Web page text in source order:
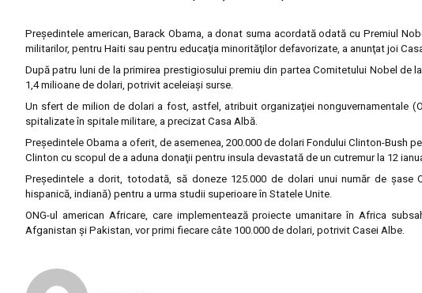
Preşedintele american, Barack Obama, a donat suma acordată odată cu Premiul
militarilor, pentru Haiti sau pentru educaţia minorităţilor defavorizate, a anunţat joi
După patru luni de la primirea prestigiosului premiu din partea Comitetului Nobel
1,4 milioane de dolari, potrivit aceleiaşi surse.
Un sfert de milion de dolari a fost, astfel, atribuit organizaţiei nonguvernamentale
spitalizate în spitale militare, a precizat Casa Albă.
Preşedintele Obama a oferit, de asemenea, 200.000 de dolari Fondului Clinton-Bush
Clinton cu scopul de a aduna donaţii pentru insula devastată de un cutremur la 12
Preşedintele a dorit, totodată, să doneze 125.000 de dolari unui număr de şase
hispanică, indiană) pentru a urma studii superioare în Statele Unite.
ONG-ul american Africare, care implementează proiecte umanitare în Africa
Afganistan şi Pakistan, vor primi fiecare câte 100.000 de dolari, potrivit Casei Albe.